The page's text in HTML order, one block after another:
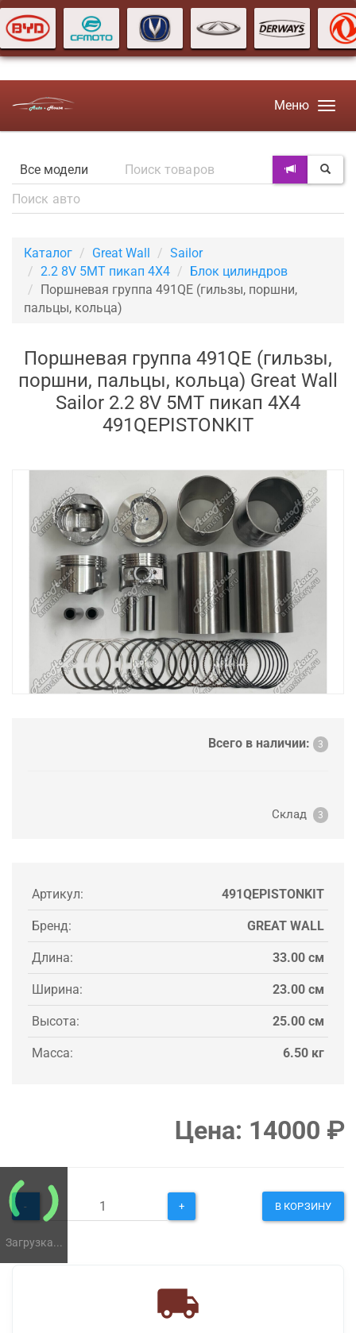
Загрузка...
Меню
Каталог Great Wall
Sailor
2.2 8V 5MT пикап 4X4
Блок цилиндров
Поршневая группа 491QE (гильзы, поршни,
пальцы, кольца)
Поршневая группа 491QE (гильзы,
поршни, пальцы, кольца) Great Wall
Sailor 2.2 8V 5MT пикап 4X4
491QEPISTONKIT
Всего в наличии: 3
Склад 3
Артикул: 491QEPISTONKIT
Бренд: GREAT WALL
Длина: 33.00 см
Ширина: 23.00 см
Высота: 25.00 см
Масса: 6.50 кг
Цена: 14000 ₽
- + В КОРЗИНУ